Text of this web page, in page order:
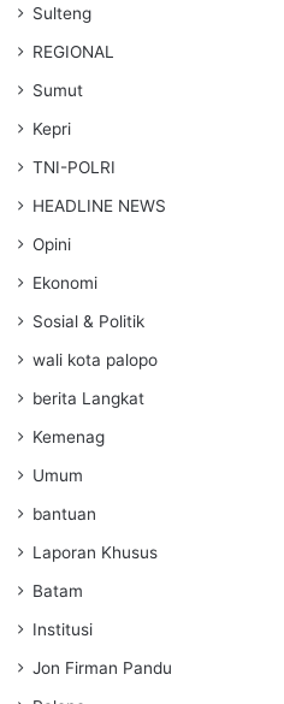
Sulteng
REGIONAL
Sumut
Kepri
TNI-POLRI
HEADLINE NEWS
Opini
Ekonomi
Sosial & Politik
wali kota palopo
berita Langkat
Kemenag
Umum
bantuan
Laporan Khusus
Batam
Institusi
Jon Firman Pandu